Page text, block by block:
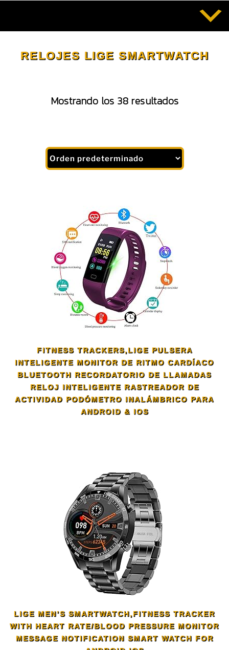
contenido
RELOJES LIGE SMARTWATCH
Mostrando los 38 resultados
FITNESS TRACKERS,LIGE PULSERA
INTELIGENTE MONITOR DE RITMO CARDÍACO
BLUETOOTH RECORDATORIO DE LLAMADAS
RELOJ INTELIGENTE RASTREADOR DE
ACTIVIDAD PODÓMETRO INALÁMBRICO PARA
ANDROID & IOS
LIGE MEN’S SMARTWATCH,FITNESS TRACKER
WITH HEART RATE/BLOOD PRESSURE MONITOR
MESSAGE NOTIFICATION SMART WATCH FOR